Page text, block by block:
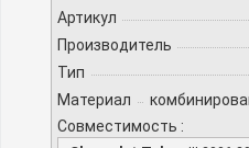
Артикул
Производитель
Тип
Материал
Совместимость :